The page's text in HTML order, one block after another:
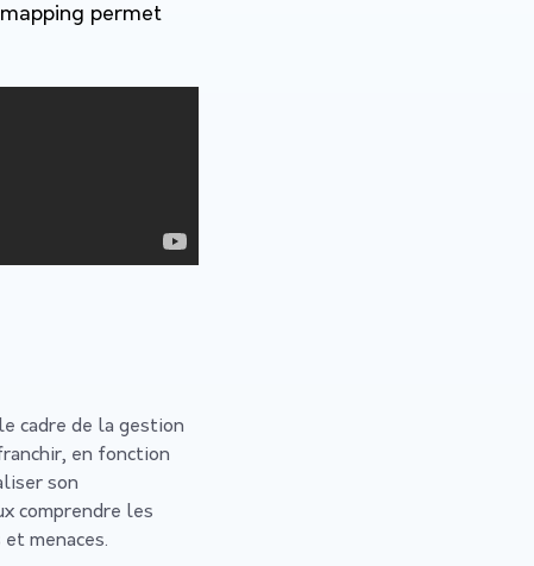
permet
cadre de la gestion
en fonction
son
comprendre les
menaces.